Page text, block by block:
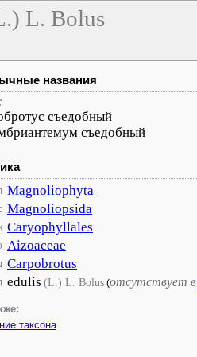
L. Bolus
названия
съедобный
съедобный
Magnoliophyta
Magnoliopsida
Caryophyllales
Aizoaceae
Carpobrotus
edulis (L.) L. Bolus (отсутствует в
таксона